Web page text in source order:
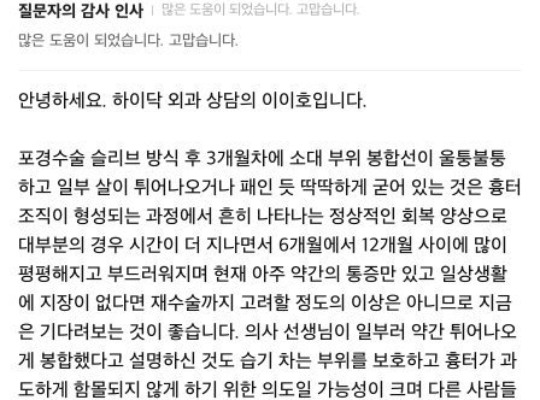
질문자의 감사 인사 많은 도움이 되었습니다. 고맙습니다.
많은 도움이 되었습니다. 고맙습니다.
안녕하세요. 하이닥 외과 상담의 이이호입니다.
포경수술 슬리브 방식 후 3개월차에 소대 부위 봉합선이 울퉁불퉁
하고 일부 살이 튀어나오거나 패인 듯 딱딱하게 굳어 있는 것은 흉터
조직이 형성되는 과정에서 흔히 나타나는 정상적인 회복 양상으로
대부분의 경우 시간이 더 지나면서 6개월에서 12개월 사이에 많이
평평해지고 부드러워지며 현재 아주 약간의 통증만 있고 일상생활
에 지장이 없다면 재수술까지 고려할 정도의 이상은 아니므로 지금
은 기다려보는 것이 좋습니다. 의사 선생님이 일부러 약간 튀어나오
게 봉합했다고 설명하신 것도 습기 차는 부위를 보호하고 흉터가 과
도하게 함몰되지 않게 하기 위한 의도일 가능성이 크며 다른 사람들